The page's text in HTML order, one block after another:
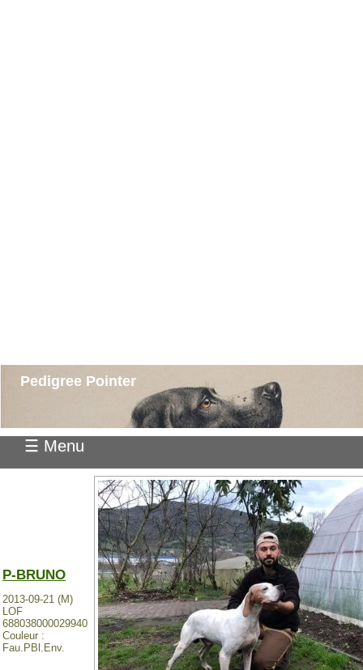
Pedigree Pointer
☰ Menu
P-BRUNO
2013-09-21 (M)
LOF
688038000029940
Couleur :
Fau.PBl.Env.